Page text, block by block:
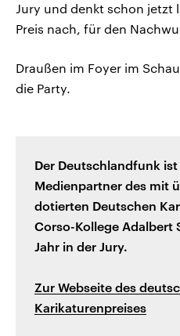
Jury und denkt schon jetzt
Preis nach, für den
Draußen im Foyer im
die Party.
Der Deutschlandfunk
Medienpartner des mit
dotierten Deutschen
Corso-Kollege Adalbert
Jahr in der Jury.
Zur Webseite des
Karikaturenpreises